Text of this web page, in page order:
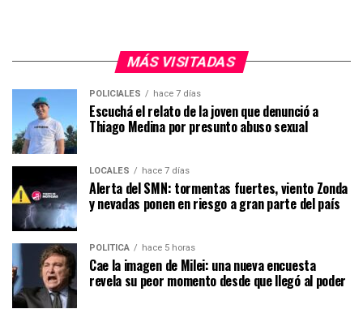
MÁS VISITADAS
POLICIALES hace 7 días
Escuchá el relato de la joven que denunció a
Thiago Medina por presunto abuso sexual
LOCALES hace 7 días
Alerta del SMN: tormentas fuertes, viento Zonda
y nevadas ponen en riesgo a gran parte del país
POLÍTICA hace 5 horas
Cae la imagen de Milei: una nueva encuesta
revela su peor momento desde que llegó al poder